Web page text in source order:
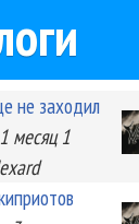
не заходил
1 месяц 1